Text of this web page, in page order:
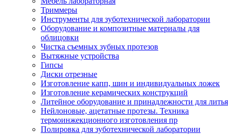
Триммеры
Инструменты для зуботехнической лаборатории
Оборудование и композитные материалы для
облицовки
Чистка съемных зубных протезов
Вытяжные устройства
Гипсы
Диски отрезные
Изготовление капп, шин и индивидуальных ложек
Изготовление керамических конструкций
Литейное оборудование и принадлежности для литья
Нейлоновые, ацетатные протезы. Техника
термоинжекционного изготовления пр
Полировка для зуботехнической лаборатории